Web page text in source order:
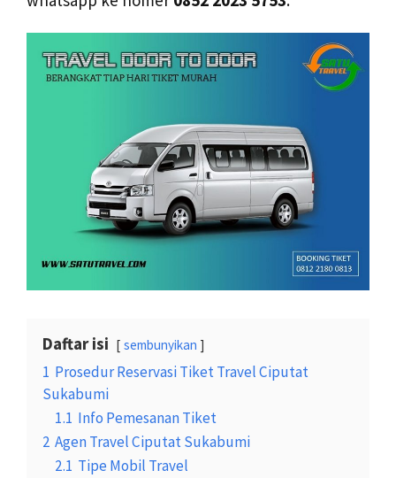
Daftar isi sembunyikan
1 Prosedur Reservasi Tiket Travel Ciputat
Sukabumi
1.1 Info Pemesanan Tiket
2 Agen Travel Ciputat Sukabumi
2.1 Tipe Mobil Travel